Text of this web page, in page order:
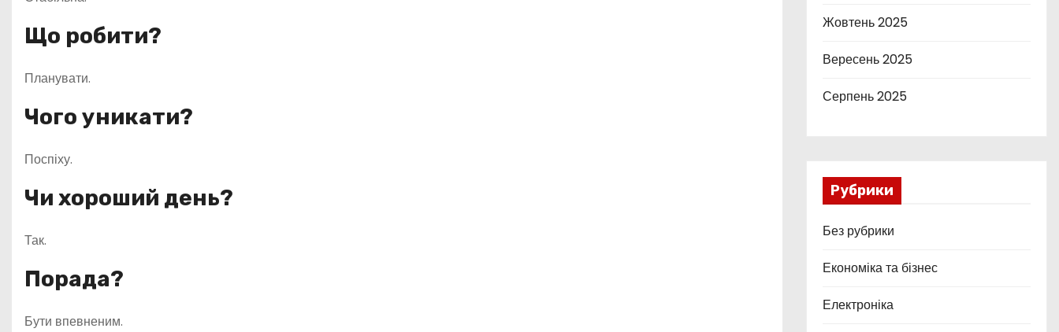
Що робити?
Планувати.
Чого уникати?
Поспіху.
Чи хороший день?
Так.
Порада?
Бути впевненим.
Жовтень 2025
Вересень 2025
Серпень 2025
Рубрики
Без рубрики
Економіка та бізнес
Електроніка